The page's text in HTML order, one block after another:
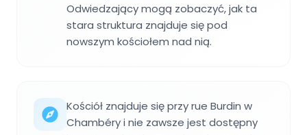
Odwiedzający mogą zobaczyć, jak ta
stara struktura znajduje się pod
nowszym kościołem nad nią.
Kościół znajduje się przy rue Burdin w
Chambéry i nie zawsze jest dostępny